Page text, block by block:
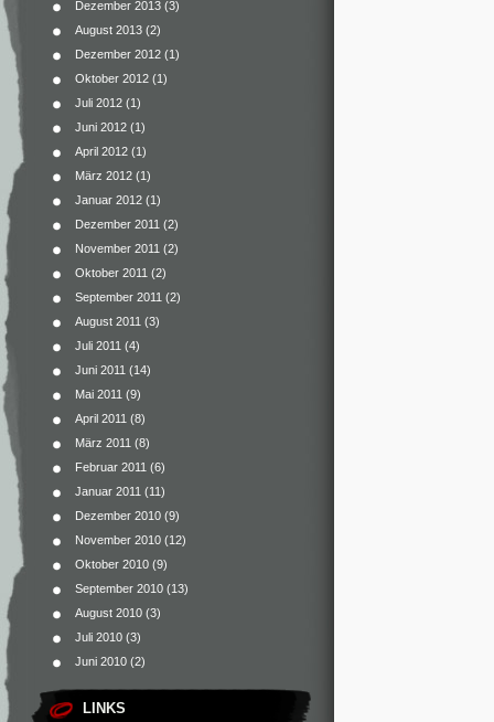
Dezember 2013 (3)
August 2013 (2)
Dezember 2012 (1)
Oktober 2012 (1)
Juli 2012 (1)
Juni 2012 (1)
April 2012 (1)
März 2012 (1)
Januar 2012 (1)
Dezember 2011 (2)
November 2011 (2)
Oktober 2011 (2)
September 2011 (2)
August 2011 (3)
Juli 2011 (4)
Juni 2011 (14)
Mai 2011 (9)
April 2011 (8)
März 2011 (8)
Februar 2011 (6)
Januar 2011 (11)
Dezember 2010 (9)
November 2010 (12)
Oktober 2010 (9)
September 2010 (13)
August 2010 (3)
Juli 2010 (3)
Juni 2010 (2)
LINKS